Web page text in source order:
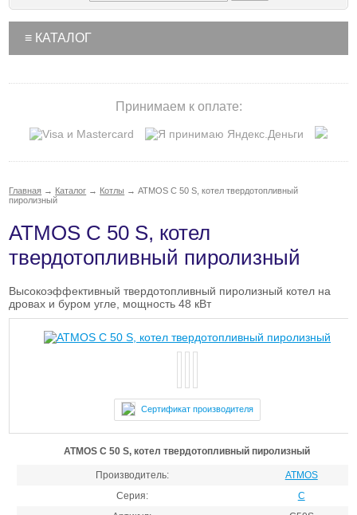
≡ КАТАЛОГ
Принимаем к оплате:
Главная → Каталог → Котлы →ATMOS C 50 S, котел твердотопливный
пиролизный
ATMOS C 50 S, котел
твердотопливный пиролизный
Высокоэффективный твердотопливный пиролизный котел на
дровах и буром угле, мощность 48 кВт
Сертификат производителя
ATMOS C 50 S, котел твердотопливный пиролизный
Производитель:
ATMOS
Серия:
C